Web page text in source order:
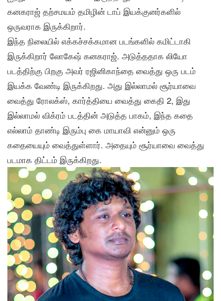
கனகராஜ் தற்சமயம் தமிழின் டாப் இயக்குனர்களில்
ஒருவராக இருக்கிறார்.
இந்த நிலையில் எக்கச்சக்கமான படங்களில் கமிட்டாகி
இருக்கிறார் லோகேஷ் கனகராஜ். அடுத்ததாக லியோ
படத்திற்கு பிறகு அவர் ரஜினிகாந்தை வைத்து ஒரு படம்
இயக்க வேண்டி இருக்கிறது. அது இல்லாமல் சூர்யாவை
வைத்து ரோலக்ஸ், கார்த்தியை வைத்து கைதி 2, இது
இல்லாமல் விக்ரம் படத்தின் அடுத்த பாகம், இந்த கதை
எல்லாம் தாண்டி இரும்பு கை மாயாவி என்னும் ஒரு
கதையையும் வைத்துள்ளார். அதையும் சூர்யாவை வைத்து
படமாக திட்டம் இருக்கிறது.